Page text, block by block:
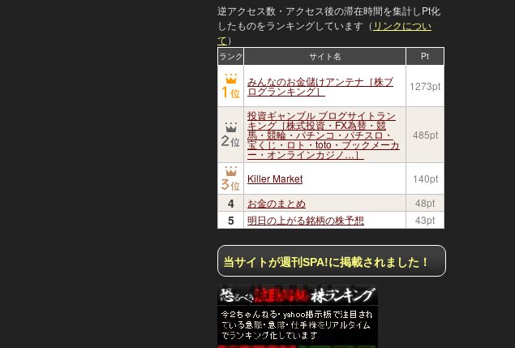
逆アクセス数・アクセス後の滞在時間を集計しPt化
したものをランキングしています（ リンクについ
て）
ランク サイト名 Pt
みんなのお金儲けアンテナ［株ブ
ログランキング］ 1273pt
投資ギャンブル ブログサイトラン
キング［株式投資・FX為替・競
馬・競輪・パチンコ・パチスロ・
宝くじ・ロト・toto・ブックメーカ
ー・オンラインカジノ…］
485pt
Killer Market 140pt
4 お金のまとめ 48pt
5 明日の上がる銘柄の株予想 43pt
当サイトが週刊SPA!に掲載されました！